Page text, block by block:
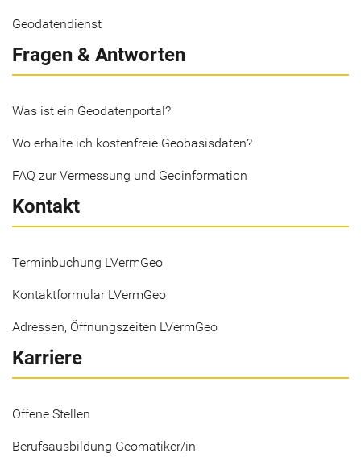
Geodatendienst
Fragen & Antworten
Was ist ein Geodatenportal?
Wo erhalte ich kostenfreie Geobasisdaten?
FAQ zur Vermessung und Geoinformation
Kontakt
Terminbuchung LVermGeo
Kontaktformular LVermGeo
Adressen, Öffnungszeiten LVermGeo
Karriere
Offene Stellen
Berufsausbildung Geomatiker/in